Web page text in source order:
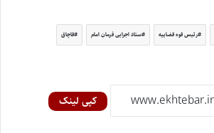
رئیس قوه قضاییه ستاد اجرایی فرمان امام قاچاق
کپی لینک